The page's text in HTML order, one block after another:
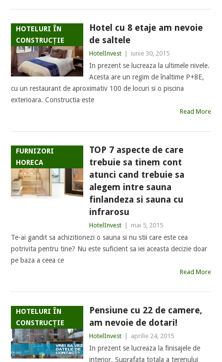
HOTELURI ÎN
CONSTRUCȚIE
Hotel cu 8 etaje am nevoie
de saltele
HotelInvest iunie 30, 2015
In prezent se lucreaza la ultimele nivele.
Acesta are un regim de înaltime P+8E,
cu un restaurant de aproximativ 100 de locuri si o piscina
exterioara. Constructia este
Read More
FURNIZORI
HORECA
TOP 7 aspecte de care
trebuie sa tinem cont
atunci cand trebuie sa
alegem intre sauna
finlandeza si sauna cu
infrarosu
HotelInvest mai 5, 2015
Te-ai gandit sa achizitionezi o sauna si nu stii care este cea
potrivita pentru tine? Nu este suficient sa iei aceasta decizie doar
pe baza a ceea ce
Read More
HOTELURI ÎN
CONSTRUCȚIE
Pensiune cu 22 de camere,
am nevoie de dotari!
HotelInvest aprilie 24, 2015
In prezent se lucreaza la finisajele de
interior. Suprafata totala a terenului